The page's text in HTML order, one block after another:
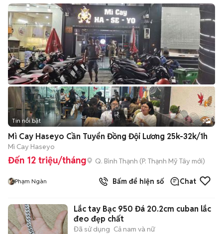
Tin nổi bật 3
Mì Cay Haseyo Cần Tuyển Đồng Đội Lương 25k-32k/1h
Mì Cay Haseyo
Đến 12 triệu/tháng Q. Bình Thạnh (P. Thạnh Mỹ Tây mới)
Phạm Ngàn Bấm để hiện số Chat
Lắc tay Bạc 950 Đá 20.2cm cuban lắc
đeo đẹp chất
Đã sử dụng Cả nam và nữ